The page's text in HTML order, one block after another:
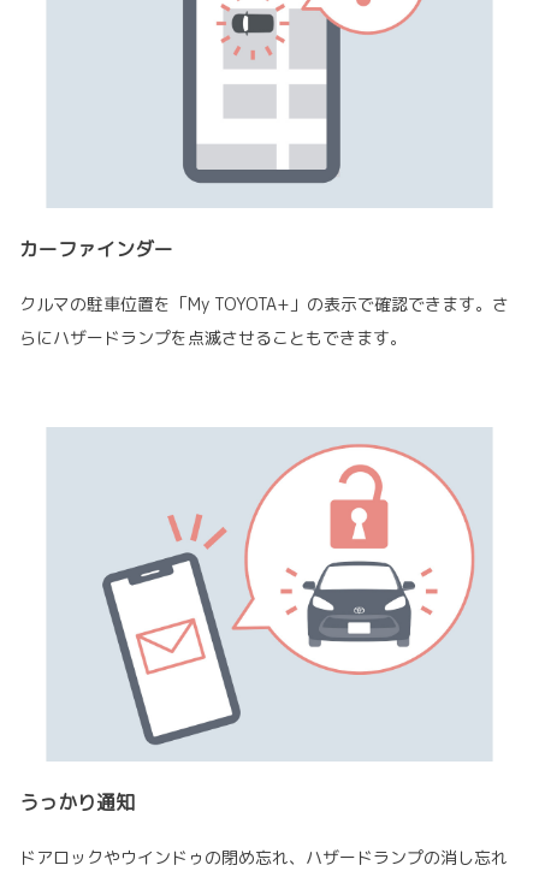
カーファインダー
クルマの駐車位置を「My TOYOTA+」の表示で確認できます。さ
らにハザードランプを点滅させることもできます。
うっかり通知
ドアロックやウインドゥの閉め忘れ、ハザードランプの消し忘れ